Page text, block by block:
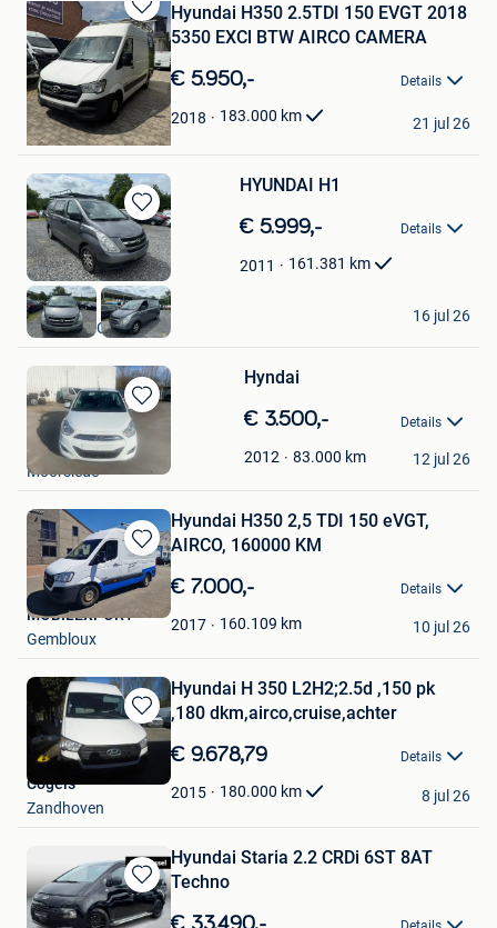
Bewaren
in
Mijn
Favorieten
Hyundai H350 2.5TDI 150 EVGT 2018
5350 EXCl BTW AIRCO CAMERA
€ 5.950,- Details
2018 183.000 km
VOLUMEWAGENS
Wemmel
21 jul 26
Bewaren
in
Mijn
Favorieten
HYUNDAI H1
€ 5.999,- Details
2011 161.381 km
Auto-RS
Braine-Le-Chateau
16 jul 26
Bewaren
in
Mijn
Favorieten
Hyndai
€ 3.500,- Details
2012 83.000 km
AmirAghajani
Moorslede
12 jul 26
Bewaren
in
Mijn
Favorieten
Hyundai H350 2,5 TDI 150 eVGT,
AIRCO, 160000 KM
€ 7.000,- Details
2017 160.109 km
MOBILEXPORT
Gembloux
10 jul 26
Bewaren
in
Mijn
Favorieten
Hyundai H 350 L2H2;2.5d ,150 pk
,180 dkm,airco,cruise,achter
€ 9.678,79 Details
2015 180.000 km
Cogels
Zandhoven
8 jul 26
Bewaren
in
Hyundai Staria 2.2 CRDi 6ST 8AT
Techno
€ 33.490,-